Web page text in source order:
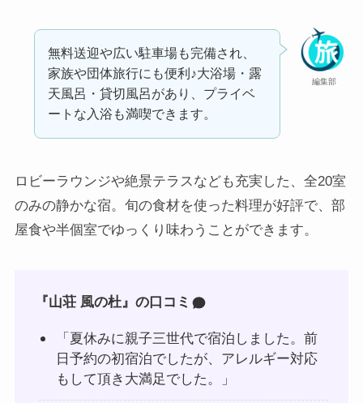
編集部
無料送迎や広い駐車場も完備され、
家族や団体旅行にも便利♪大浴場・露
天風呂・貸切風呂があり、プライベ
ートな入浴も満喫できます。
ロビーラウンジや絶景テラスなども充実した、全20室
のみの静かな宿。旬の食材を使った料理が好評で、部
屋食や半個室でゆっくり味わうことができます。
『山荘 風の杜』の口コミ
「夏休みに親子三世代で宿泊しました。前
日予約の初宿泊でしたが、アレルギー対応
もして頂き大満足でした。」